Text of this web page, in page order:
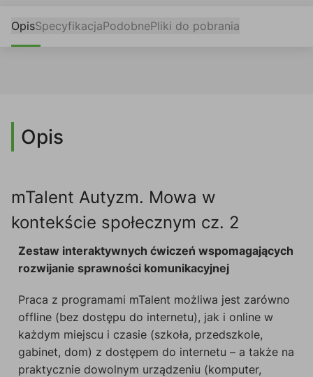
OpisSpecyfikacjaPodobnePliki do pobrania
Opis
mTalent Autyzm. Mowa w
kontekście społecznym cz. 2
Zestaw interaktywnych ćwiczeń wspomagających
rozwijanie sprawności komunikacyjnej
Praca z programami mTalent możliwa jest zarówno
offline (bez dostępu do internetu), jak i online w
każdym miejscu i czasie (szkoła, przedszkole,
gabinet, dom) z dostępem do internetu – a także na
praktycznie dowolnym urządzeniu (komputer,